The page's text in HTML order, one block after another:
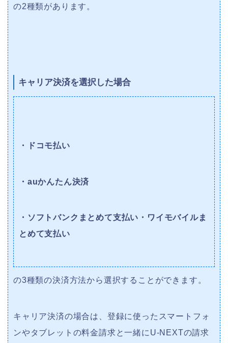
の2種類があります。
キャリア決済を選択した場合
・ドコモ払い
・auかんたん決済
・ソフトバンクまとめて支払い・ワイモバイルま
とめて支払い
の3種類の決済方法から選択することができます。
キャリア決済の場合は、登録に使ったスマートフォ
ンやタブレットの料金請求と一緒にU-NEXTの請求